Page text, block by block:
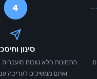
4
סינון
התמונות הלא טובות
ואתם ממשיכים לעריכה עם